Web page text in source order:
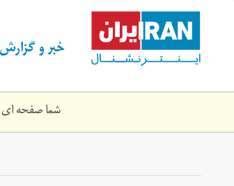
content خبر و گزارش
شما صفحه ای